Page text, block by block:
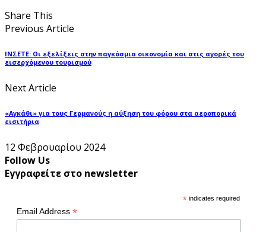
Share This
Previous Article
ΙΝΣΕΤΕ: Οι εξελίξεις στην παγκόσμια οικονομία και στις αγορές του
εισερχόμενου τουρισμού
Next Article
«Αγκάθι» για τους Γερμανούς η αύξηση του φόρου στα αεροπορικά
εισιτήρια
12 Φεβρουαρίου 2024
Follow Us
Εγγραφείτε στο newsletter
* indicates required
Email Address *